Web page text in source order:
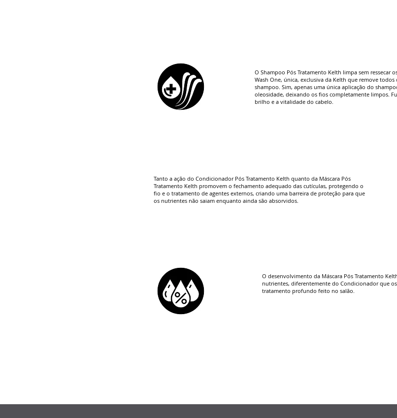
O Shampoo Pós Tratamento Kelth limpa sem ressecar
Wash One, única, exclusiva da Kelth que remove
shampoo. Sim, apenas uma única aplicação do
oleosidade, deixando os fios completamente limpos.
brilho e a vitalidade do cabelo.
Tanto a ação do Condicionador Pós Tratamento Kelth quanto da Máscara Pós
Tratamento Kelth promovem o fechamento adequado das cutículas, protegendo o
fio e o tratamento de agentes externos, criando uma barreira de proteção para que
os nutrientes não saiam enquanto ainda são absorvidos.
O desenvolvimento da Máscara Pós Tratamento
nutrientes, diferentemente do Condicionador que
tratamento profundo feito no salão.